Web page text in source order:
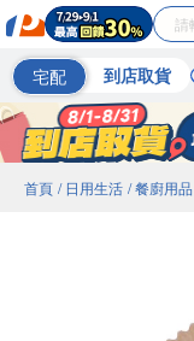
宅配 到店取貨
首頁 / 日用生活 / 餐廚用品